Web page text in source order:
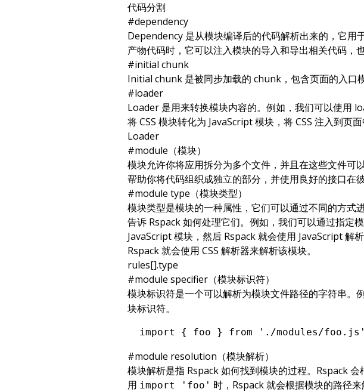
代码分割
#dependency
Dependency 是从模块编译后的代码解析出来的，它
产物代码时，它可以注入模块的导入和导出相关代码，
#initial chunk
Initial chunk 是被同步加载的chunk ，包含页面的入口
#loader
Loader 是用来转换模块内容的。例如，我们可以使用
将 CSS 模块转化为 JavaScript 模块，将 CSS 注入到页面
Loader
#module（模块）
模块允许你将应用拆分为多个文件，并且在这些文件可
帮助你将代码组织成独立的部分，并使用良好的接口在
#module type（模块类型）
模块类型是模块的一种属性，它们可以通过不同的方
告诉 Rspack 如何处理它们。例如，我们可以通过指定
JavaScript 模块，然后 Rspack 就会使用 JavaScript 解
Rspack 就会使用 CSS 解析器来解析该模块。
rules[].type
#module specifier（模块标识符）
模块标识符是一个可以解析为模块文件路径的字符串。
块标识符。
import { foo } from './modules/foo.js'
#module resolution（模块解析）
模块解析是指 Rspack 如何找到模块的过程。Rspack
用 import 'foo' 时，Rspack 就会根据模块的路径来